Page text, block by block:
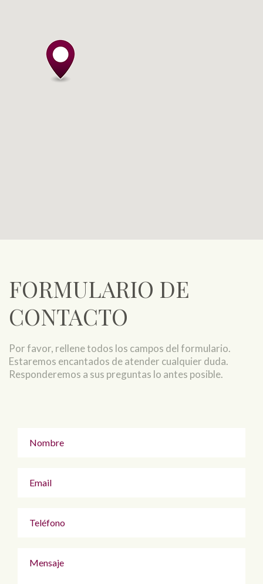
FORMULARIO DE
CONTACTO
Por favor, rellene todos los campos del formulario.
Estaremos encantados de atender cualquier duda.
Responderemos a sus preguntas lo antes posible.